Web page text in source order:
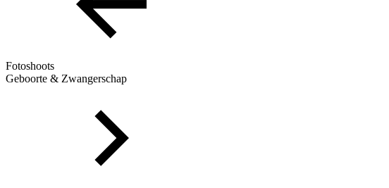
Fotoshoots
Geboorte & Zwangerschap